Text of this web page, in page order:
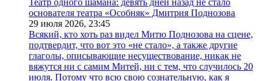
основателя театра «Особняк» Дмитрия Поднозова
29 июля 2026, 23:45
Всякий, кто хоть раз видел Митю Поднозова на сцене,
подтвердит, что вот это «не стало», а также другие
глаголы, описывающие несуществование, никак не
вяжутся ни с самим Митей, ни с тем, что случилось 20
июля. Потому что всю свою сознательную, как я